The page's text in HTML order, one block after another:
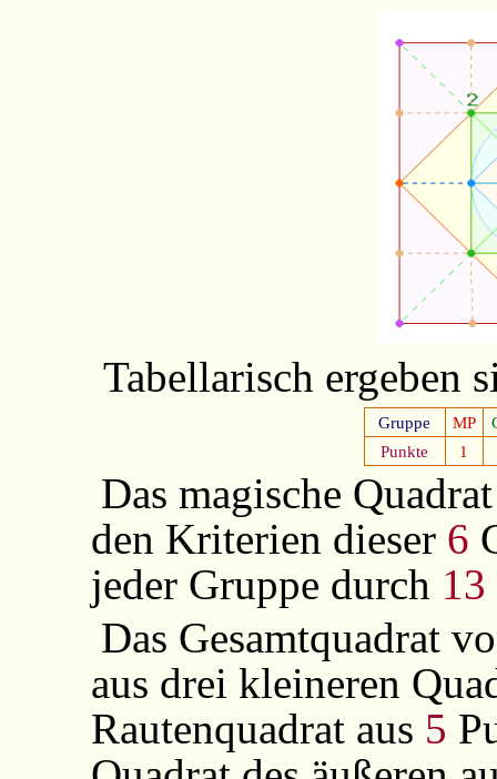
Tabellarisch ergeben
Gruppe MP
Punkte
1
Das magische
den Kriterien dieser 6
jeder Gruppe durch 13
Das Gesamtquadrat
aus drei kleineren
Rautenquadrat aus 5